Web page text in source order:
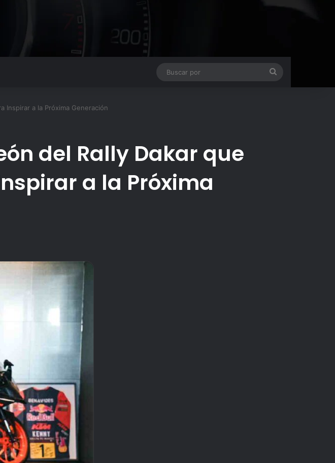
Inspirar a la Próxima Generación
del Rally Dakar que
a la Próxima